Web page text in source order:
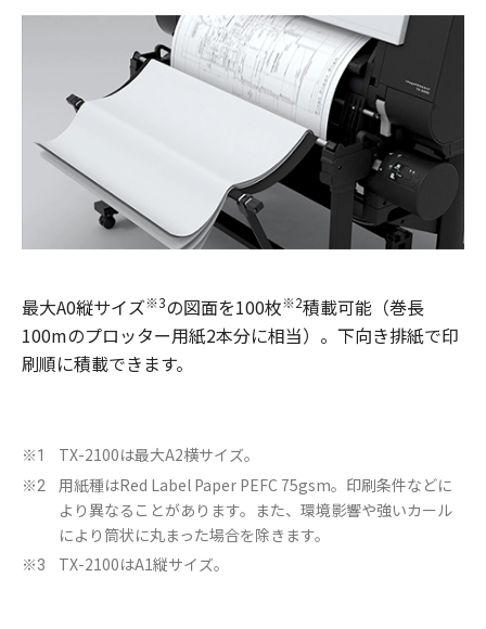
最大A0縦サイズ※3の図面を100枚※2積載可能（巻長
100mのプロッター用紙2本分に相当）。下向き排紙で印
刷順に積載できます。
※1 TX-2100は最大A2横サイズ。
※2
用紙種はRed Label Paper PEFC 75gsm。印刷条件などに
より異なることがあります。また、環境影響や強いカール
により筒状に丸まった場合を除きます。
※3 TX-2100はA1縦サイズ。